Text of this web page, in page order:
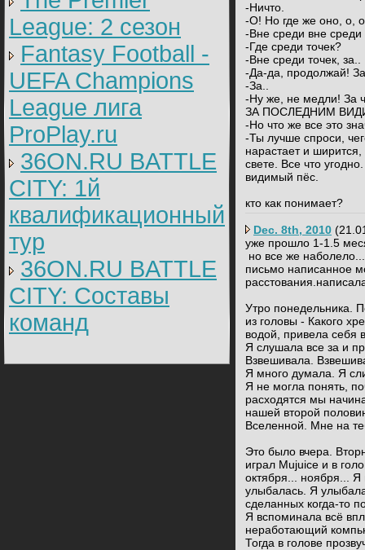
League: 2 cезон
Fantasy Football -
UEFA Champions
League лига
ProPlay.ru
36ON.RU BATTLE
CITY: 1й
квалификационный
тур
36ON.RU BATTLE
CITY: Составы
команд
-Ничто.
-О! Но где же оно, о,
-Вне среди вне среди
-Где среди точек?
-Вне среди точек, за..
-Да-да, продолжай!
-За..
-Ну же, не медли! За
ЗА ПОСЛЕДНИМ
-Но что же все это
-Ты лучше спроси,
нарастает и
свете. Все что
видимый пёс.
кто как понимает?
Dec. 8th, 2010
уже прошло 1-1.5
но все же наболело...
письмо написанное
Утро понедельника.
из головы - Какого
водой, привела себя
Я слушала все за и
Взвешивала.
Я много думала. Я
Я не могла понять,
расходятся мы
нашей второй
Вселенной. Мне на
Это было вчера.
играл Mujuice и в
октября... ноября...
улыбалась. Я
сделанных когда-то
Я вспоминала всё
неработающий
Тогда в голове